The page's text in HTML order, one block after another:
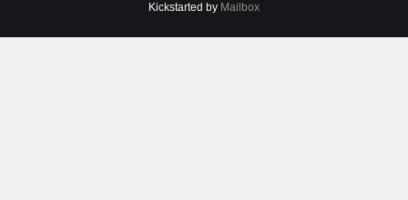
Kickstarted by Mailbox